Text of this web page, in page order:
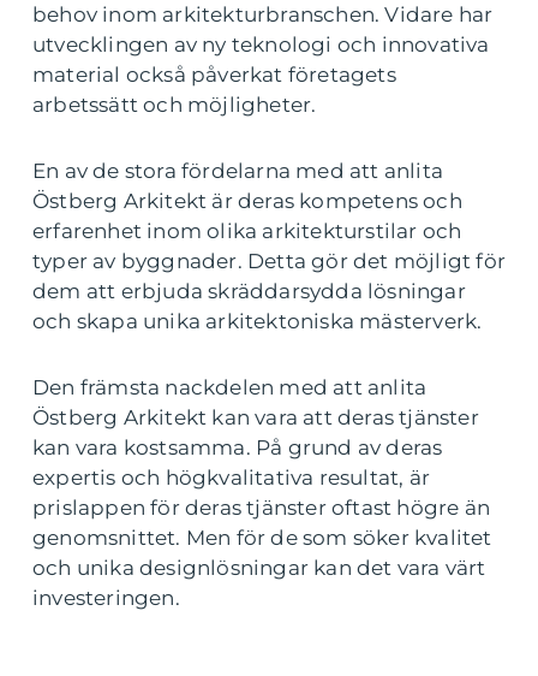
behov inom arkitekturbranschen. Vidare har
utvecklingen av ny teknologi och innovativa
material också påverkat företagets
arbetssätt och möjligheter.
En av de stora fördelarna med att anlita
Östberg Arkitekt är deras kompetens och
erfarenhet inom olika arkitekturstilar och
typer av byggnader. Detta gör det möjligt för
dem att erbjuda skräddarsydda lösningar
och skapa unika arkitektoniska mästerverk.
Den främsta nackdelen med att anlita
Östberg Arkitekt kan vara att deras tjänster
kan vara kostsamma. På grund av deras
expertis och högkvalitativa resultat, är
prislappen för deras tjänster oftast högre än
genomsnittet. Men för de som söker kvalitet
och unika designlösningar kan det vara värt
investeringen.